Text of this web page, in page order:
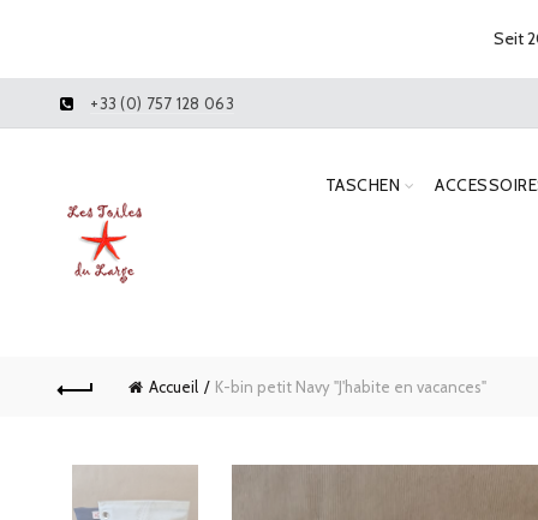
+33 (0) 757 128 063
TASCHEN
Accueil K-bin petit Navy "J'habite en vacances"
Seit